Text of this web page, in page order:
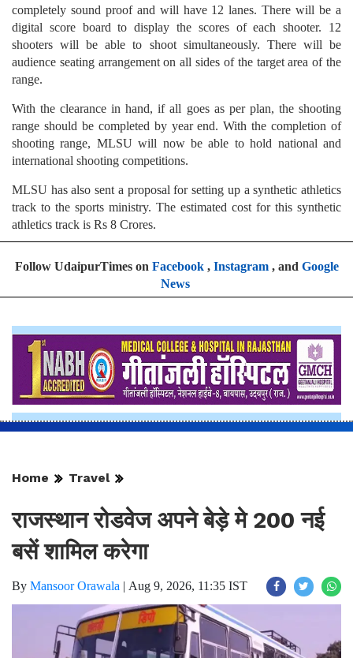
completely sound proof and will have 12 lanes. There will be a
digital score board to display the scores of each shooter. 12
shooters will be able to shoot simultaneously. There will be
audience seating arrangement on all sides of the target area of the
range.
With the clearance in hand, if all goes as per plan, the shooting
range should be completed by year end. With the completion of
shooting range, MLSU will now be able to hold national and
international shooting competitions.
MLSU has also sent a proposal for setting up a synthetic athletics
track to the sports ministry. The estimated cost for this synthetic
athletics track is Rs 8 Crores.
Follow UdaipurTimes on Facebook, Instagram, and Google
News
Home Travel
राजस्थान रोडवेज अपने बेड़े मे 200 नई
बसें शामिल करेगा
By Mansoor Orawala | Aug 9, 2026, 11:35 IST